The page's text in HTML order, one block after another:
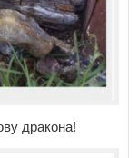
дракона!